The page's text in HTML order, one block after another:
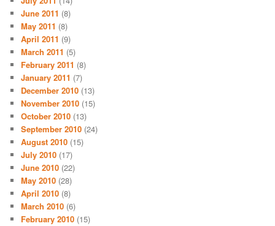
June 2011 (8)
May 2011 (8)
April 2011 (9)
March 2011 (5)
February 2011 (8)
January 2011 (7)
December 2010 (13)
November 2010 (15)
October 2010 (13)
September 2010 (24)
August 2010 (15)
July 2010 (17)
June 2010 (22)
May 2010 (28)
April 2010 (8)
March 2010 (6)
February 2010 (15)